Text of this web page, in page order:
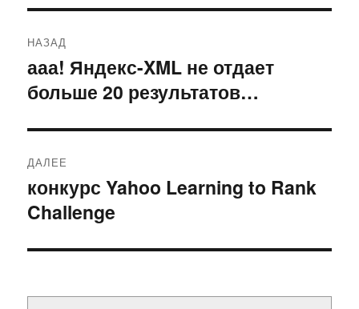
по
записям
НАЗАД
Предыдущая
запись:
ааа! Яндекс-XML не отдает
больше 20 результатов…
ДАЛЕЕ
Следующая
запись:
конкурс Yahoo Learning to Rank
Challenge